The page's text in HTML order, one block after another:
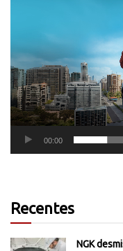
00:00
Recentes
NGK